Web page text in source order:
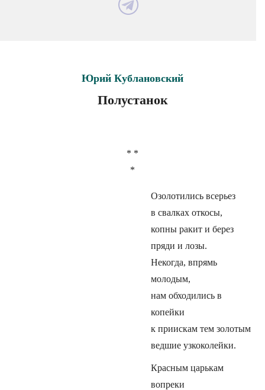
Юрий Кублановский
Полустанок
* *
*
Озолотились всерьез
в свалках откосы,
копны ракит и берез
пряди и лозы.
Некогда, впрямь
молодым,
нам обходились в
копейки
к приискам тем золотым
ведшие узкоколейки.
Красным царькам
вопреки